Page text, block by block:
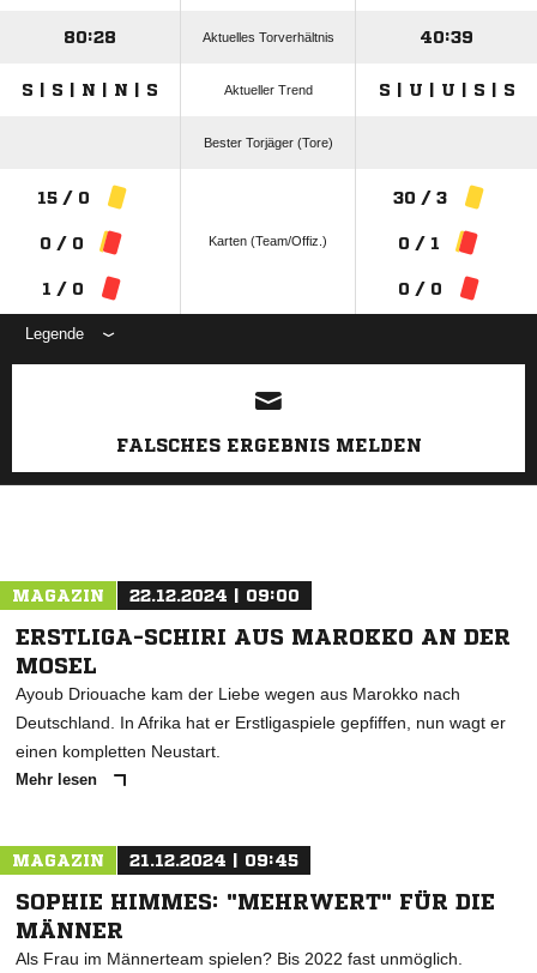
80:28 Aktuelles Torverhältnis 40:39
S | S | N | N | S Aktueller Trend S | U | U | S | S
Bester Torjäger (Tore)
15 / 0
0 / 0
1 / 0
Karten (Team/Offiz.)
30 / 3
0 / 1
0 / 0
Legende
ANZEIGE
FALSCHES ERGEBNIS MELDEN
MAGAZIN 22.12.2024 | 09:00
ERSTLIGA-SCHIRI AUS MAROKKO AN DER
MOSEL
Ayoub Driouache kam der Liebe wegen aus Marokko nach
Deutschland. In Afrika hat er Erstligaspiele gepfiffen, nun wagt er
einen kompletten Neustart.
Mehr lesen
MAGAZIN 21.12.2024 | 09:45
SOPHIE HIMMES: "MEHRWERT" FÜR DIE
MÄNNER
Als Frau im Männerteam spielen? Bis 2022 fast unmöglich.